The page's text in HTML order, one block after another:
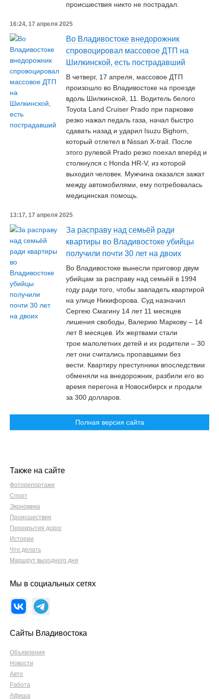
происшествия никто не пострадал.
16:24, 17 апреля 2025
Во Владивостоке внедорожник
спровоцировал массовое ДТП на
Шилкинской, есть пострадавший
В четверг, 17 апреля, массовое ДТП
произошло во Владивостоке на проезде
вдоль Шилкинской, 11. Водитель белого
Toyota Land Cruiser Prado при парковке
резко нажал педаль газа, начал быстро
сдавать назад и ударил Isuzu Bighorn,
который отлетел в Nissan X-trail. После
этого рулевой Prado резко поехал вперёд и
столкнулся с Honda HR-V, из которой
выходил человек. Мужчина оказался зажат
между автомобилями, ему потребовалась
медицинская помощь.
13:17, 17 апреля 2025
За расправу над семьёй ради
квартиры во Владивостоке убийцы
получили почти 30 лет на двоих
Во Владивостоке вынесли приговор двум
убийцам за расправу над семьёй в 1994
году ради того, чтобы завладеть квартирой
на улице Никифорова. Суд назначил
Сергею Смагину 14 лет 11 месяцев
лишения свободы, Валерию Маркову – 14
лет 8 месяцев. Их жертвами стали
трое малолетних детей и их родители – 30
лет они считались пропавшими без
вести. Квартиру преступники впоследствии
обменяли на внедорожник, разбили его во
время перегона в Новосибирск и продали
за 300 долларов.
Полная версия сайта
Также на сайте
Фоторепортажи
Спорт
Экономика
Происшествия
Перекрытия дорог
Истории
Что делать
Маршрут выходного дня
Мы в социальных сетях
Сайты Владивостока
Объявления
Новости
Авто
Работа
Афиша